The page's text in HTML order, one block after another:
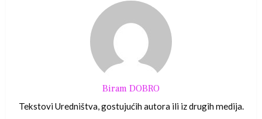
Biram DOBRO
Tekstovi Uredništva, gostujućih autora ili iz drugih medija.